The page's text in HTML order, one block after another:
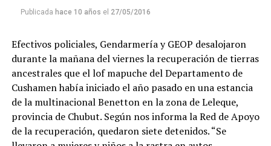
Publicada hace 10 años el 27/05/2016
Efectivos policiales, Gendarmería y GEOP desalojaron
durante la mañana del viernes la recuperación de tierras
ancestrales que el lof mapuche del Departamento de
Cushamen había iniciado el año pasado en una estancia
de la multinacional Benetton en la zona de Leleque,
provincia de Chubut. Según nos informa la Red de Apoyo
de la recuperación, quedaron siete detenidos. “Se